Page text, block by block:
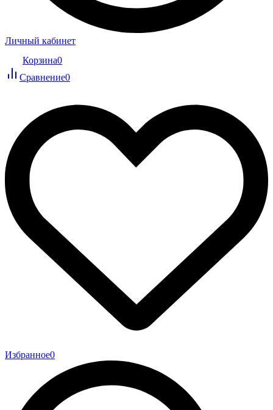
Личный кабинет
Корзина0
Сравнение0
Избранное0